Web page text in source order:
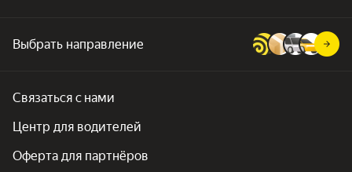
Выбрать направление
Связаться с нами
Центр для водителей
Оферта для партнёров